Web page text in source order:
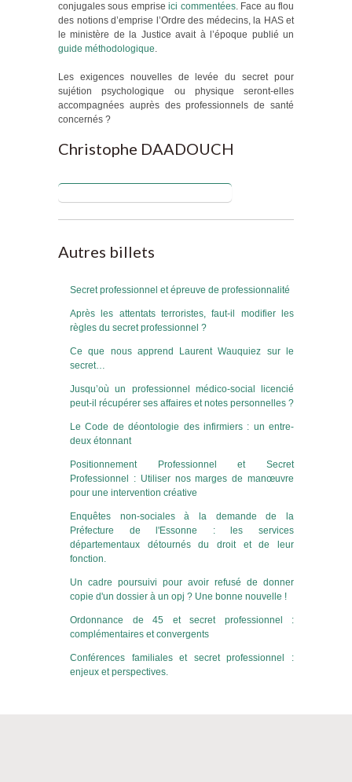
conjugales sous empriseici commentées. Face au flou
des notions d’emprise l’Ordre des médecins, la HAS et
le ministère de la Justice avait à l’époque publié un
guide méthodologique.
Les exigences nouvelles de levée du secret pour
sujétion psychologique ou physique seront-elles
accompagnées auprès des professionnels de santé
concernés ?
Christophe DAADOUCH
Autres billets
Secret professionnel et épreuve de professionnalité
Après les attentats terroristes, faut-il modifier les
règles du secret professionnel ?
Ce que nous apprend Laurent Wauquiez sur le
secret…
Jusqu’où un professionnel médico-social licencié
peut-il récupérer ses affaires et notes personnelles ?
Le Code de déontologie des infirmiers : un entre-
deux étonnant
Positionnement Professionnel et Secret
Professionnel : Utiliser nos marges de manœuvre
pour une intervention créative
Enquêtes non-sociales à la demande de la
Préfecture de l'Essonne : les services
départementaux détournés du droit et de leur
fonction.
Un cadre poursuivi pour avoir refusé de donner
copie d'un dossier à un opj ? Une bonne nouvelle !
Ordonnance de 45 et secret professionnel :
complémentaires et convergents
Conférences familiales et secret professionnel :
enjeux et perspectives.